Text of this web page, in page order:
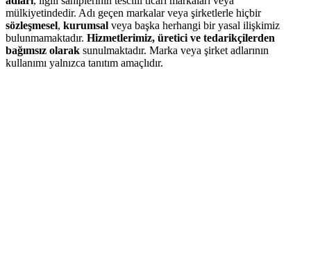
mülkiyetindedir. Adı geçen markalar veya şirketlerle hiçbir
sözleşmesel, kurumsal veya başka herhangi bir yasal ilişkimiz
bulunmamaktadır. Hizmetlerimiz, üretici ve tedarikçilerden
bağımsız olarak sunulmaktadır. Marka veya şirket adlarının
kullanımı yalnızca tanıtım amaçlıdır.